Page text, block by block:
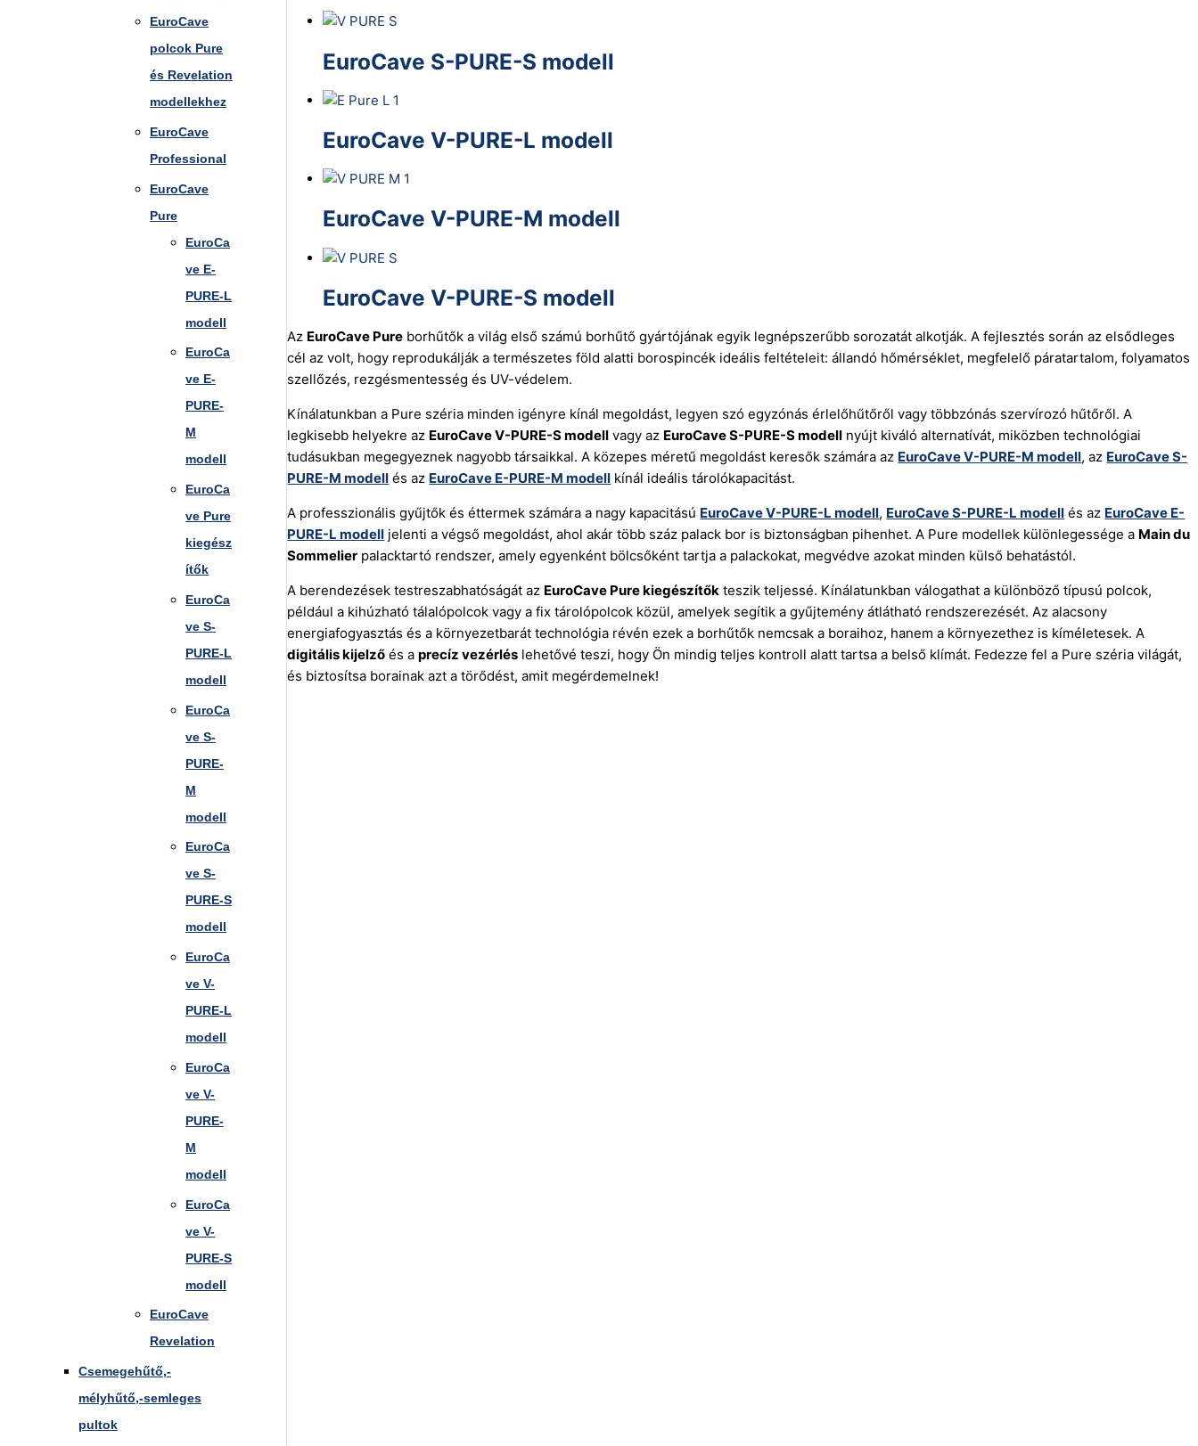
EuroCave
polcok Pure
és Revelation
modellekhez
EuroCave
Professional
EuroCave
Pure
EuroCa
ve E-
PURE-L
modell
EuroCa
ve E-
PURE-
M
modell
EuroCa
ve Pure
kiegész
ítők
EuroCa
ve S-
PURE-L
modell
EuroCa
ve S-
PURE-
M
modell
EuroCa
ve S-
PURE-S
modell
EuroCa
ve V-
PURE-L
modell
EuroCa
ve V-
PURE-
M
modell
EuroCa
ve V-
PURE-S
modell
EuroCave
Revelation
Csemegehűtő,-
mélyhűtő,-semleges
pultok
EuroCave S-PURE-S modell
EuroCave V-PURE-L modell
EuroCave V-PURE-M modell
EuroCave V-PURE-S modell
Az EuroCave Pure borhűtők a világ első számú borhűtő gyártójának egyik legnépszerűbb sorozatát alkotják. A fejlesztés során az elsődleges
cél az volt, hogy reprodukálják a természetes föld alatti borospincék ideális feltételeit: állandó hőmérséklet, megfelelő páratartalom, folyamatos
szellőzés, rezgésmentesség és UV-védelem.
Kínálatunkban a Pure széria minden igényre kínál megoldást, legyen szó egyzónás érlelőhűtőről vagy többzónás szervírozó hűtőről. A
legkisebb helyekre az EuroCave V-PURE-S modell vagy az EuroCave S-PURE-S modell nyújt kiváló alternatívát, miközben technológiai
tudásukban megegyeznek nagyobb társaikkal. A közepes méretű megoldást keresők számára az EuroCave V-PURE-M modell, az EuroCave S-
PURE-M modell és az EuroCave E-PURE-M modell kínál ideális tárolókapacitást.
A professzionális gyűjtők és éttermek számára a nagy kapacitású EuroCave V-PURE-L modell, EuroCave S-PURE-L modell és az EuroCave E-
PURE-L modell jelenti a végső megoldást, ahol akár több száz palack bor is biztonságban pihenhet. A Pure modellek különlegessége a Main du
Sommelier palacktartó rendszer, amely egyenként bölcsőként tartja a palackokat, megvédve azokat minden külső behatástól.
A berendezések testreszabhatóságát az EuroCave Pure kiegészítők teszik teljessé. Kínálatunkban válogathat a különböző típusú polcok,
például a kihúzható tálalópolcok vagy a fix tárolópolcok közül, amelyek segítik a gyűjtemény átlátható rendszerezését. Az alacsony
energiafogyasztás és a környezetbarát technológia révén ezek a borhűtők nemcsak a boraihoz, hanem a környezethez is kíméletesek. A
digitális kijelző és aprecíz vezérlés lehetővé teszi, hogy Ön mindig teljes kontroll alatt tartsa a belső klímát. Fedezze fel a Pure széria világát,
és biztosítsa borainak azt a törődést, amit megérdemelnek!